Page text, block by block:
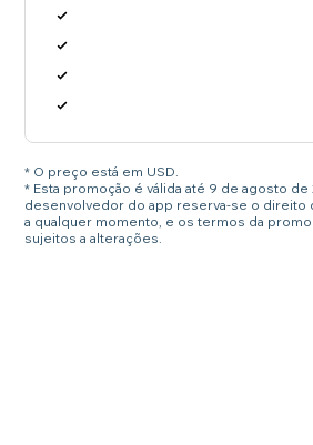
* O preço está em USD.
* Esta promoção é válida até 9 de agosto de
desenvolvedor do app reserva-se o direito
a qualquer momento, e os termos da
sujeitos a alterações.